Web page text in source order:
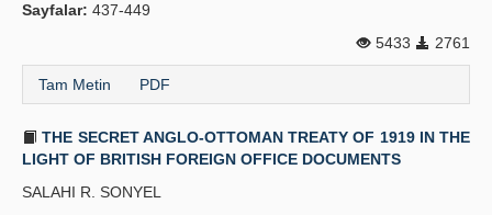
Sayfalar: 437-449
5433
2761
Tam Metin PDF
THE SECRET ANGLO-OTTOMAN TREATY OF 1919 IN THE
LIGHT OF BRITISH FOREIGN OFFICE DOCUMENTS
SALAHI R. SONYEL